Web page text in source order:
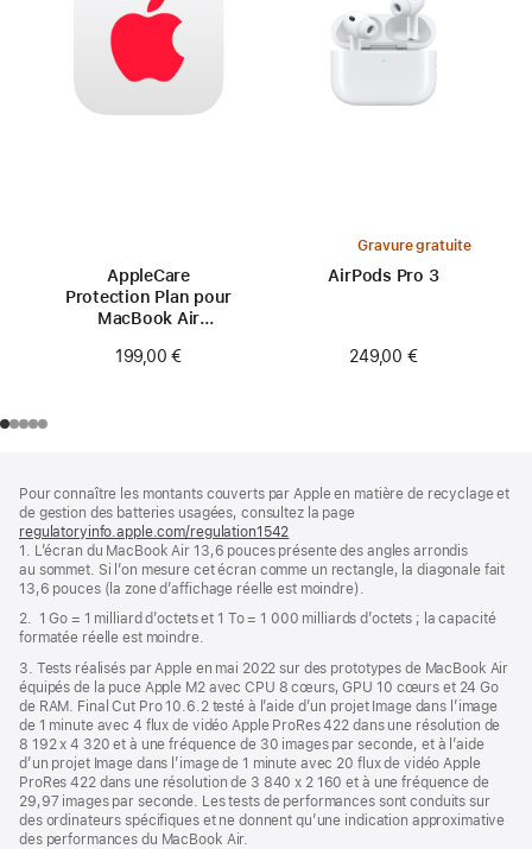
AppleCare
Protection Plan pour
MacBook Air
199,00 €
Gravure gratuite
AirPods Pro 3
249,00 €
de
page
de
bas
de
page
Pour connaître les montants couverts par Apple en matière de recyclage et
de gestion des batteries usagées, consultez la page
regulatoryinfo.apple.com/regulation1542
dans
une
nouvelle
1. L’écran du MacBook Air 13,6 pouces présente des angles arrondis
au sommet. Si l’on mesure cet écran comme un rectangle, la diagonale fait
13,6 pouces (la zone d’affichage réelle est moindre).
2. 1 Go = 1 milliard d’octets et 1 To = 1 000 milliards d’octets ; la capacité
formatée réelle est moindre.
3. Tests réalisés par Apple en mai 2022 sur des prototypes de MacBook Air
équipés de la puce Apple M2 avec CPU 8 cœurs, GPU 10 cœurs et 24 Go
de RAM. Final Cut Pro 10.6.2 testé à l’aide d’un projet Image dans l’image
de 1 minute avec 4 flux de vidéo Apple ProRes 422 dans une résolution de
8 192 x 4 320 et à une fréquence de 30 images par seconde, et à l’aide
d’un projet Image dans l’image de 1 minute avec 20 flux de vidéo Apple
ProRes 422 dans une résolution de 3 840 x 2 160 et à une fréquence de
29,97 images par seconde. Les tests de performances sont conduits sur
des ordinateurs spécifiques et ne donnent qu’une indication approximative
des performances du MacBook Air.